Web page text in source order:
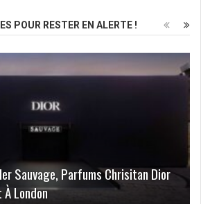
POUR RESTER EN ALERTE !
Sauvage, Parfums Chrisitan Dior
À London